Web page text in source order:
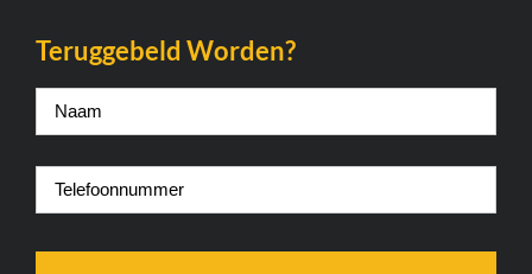
Teruggebeld Worden?
Naam
Telefoonnummer